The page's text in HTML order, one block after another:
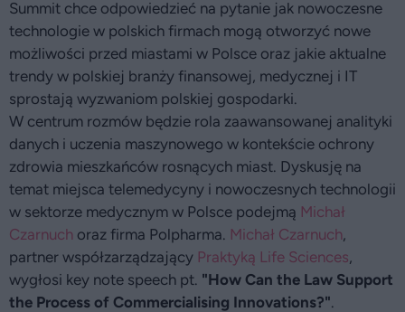
Summit chce odpowiedzieć na pytanie jak nowoczesne
technologie w polskich firmach mogą otworzyć nowe
możliwości przed miastami w Polsce oraz jakie aktualne
trendy w polskiej branży finansowej, medycznej i IT
sprostają wyzwaniom polskiej gospodarki.
W centrum rozmów będzie rola zaawansowanej analityki
danych i uczenia maszynowego w kontekście ochrony
zdrowia mieszkańców rosnących miast. Dyskusję na
temat miejsca telemedycyny i nowoczesnych technologii
w sektorze medycznym w Polsce podejmą Michał
Czarnuch oraz firma Polpharma. Michał Czarnuch,
partner współzarządzający Praktyką Life Sciences,
wygłosi key note speech pt. "How Can the Law Support
the Process of Commercialising Innovations?".